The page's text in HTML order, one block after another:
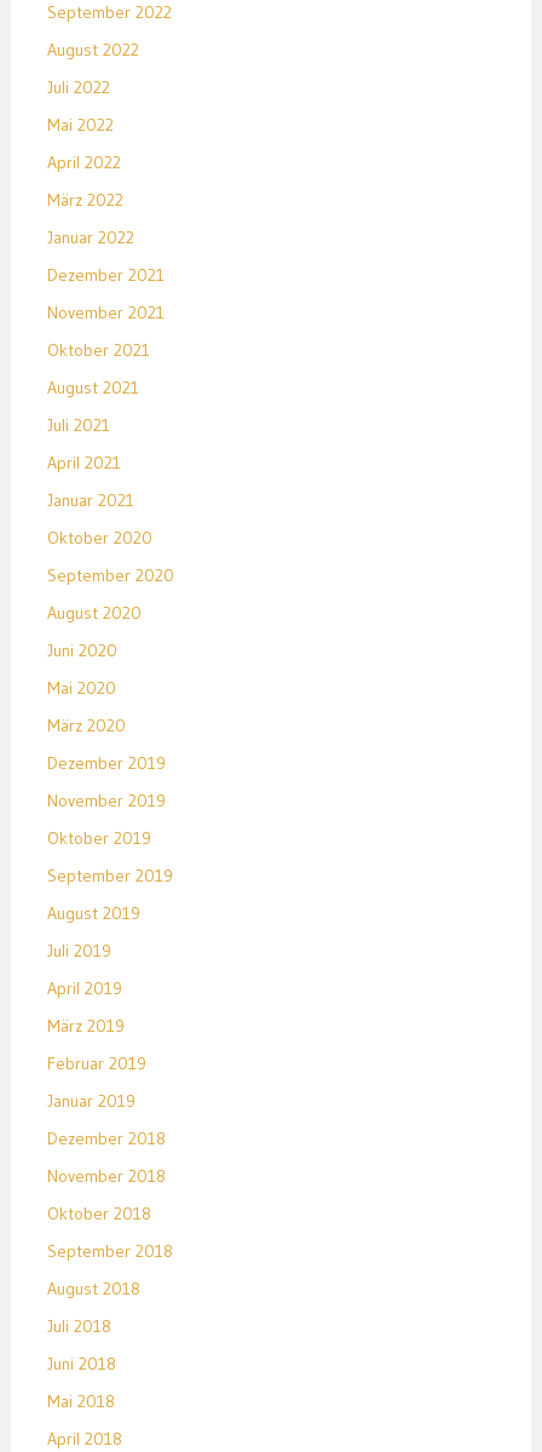
September 2022
August 2022
Juli 2022
Mai 2022
April 2022
März 2022
Januar 2022
Dezember 2021
November 2021
Oktober 2021
August 2021
Juli 2021
April 2021
Januar 2021
Oktober 2020
September 2020
August 2020
Juni 2020
Mai 2020
März 2020
Dezember 2019
November 2019
Oktober 2019
September 2019
August 2019
Juli 2019
April 2019
März 2019
Februar 2019
Januar 2019
Dezember 2018
November 2018
Oktober 2018
September 2018
August 2018
Juli 2018
Juni 2018
Mai 2018
April 2018